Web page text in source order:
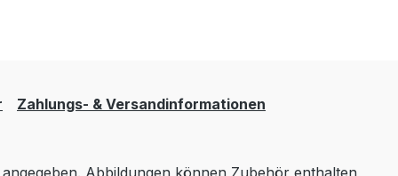
Zahlungs- & Versandinformationen
Abbildungen können Zubehör enthalten,